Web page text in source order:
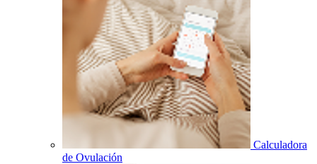
Calculadora
de Ovulación